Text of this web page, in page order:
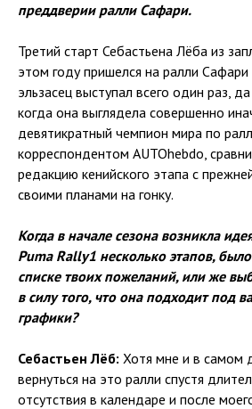
преддверии ралли Сафари.
Третий старт Себастьена Лёба из
этом году пришелся на ралли Сафари
эльзасец выступал всего один раз,
когда она выглядела совершенно
девятикратный чемпион мира по
корреспондентом AUTOhebdo,
редакцию кенийского этапа с
своими планами на гонку.
Когда в начале сезона возникла
Puma Rally1 несколько этапов,
списке твоих пожеланий, или же
в силу того, что она подходит под
графики?
Себастьен Лёб: Хотя мне и в самом
вернуться на это ралли спустя
отсутствия в календаре и после